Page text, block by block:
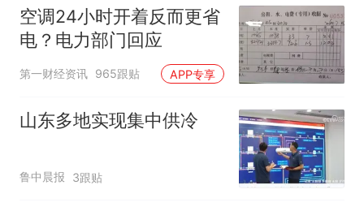
空调24小时开着反而更省
电？电力部门回应
第一财经资讯 965跟贴 APP专享
山东多地实现集中供冷
鲁中晨报 3跟贴